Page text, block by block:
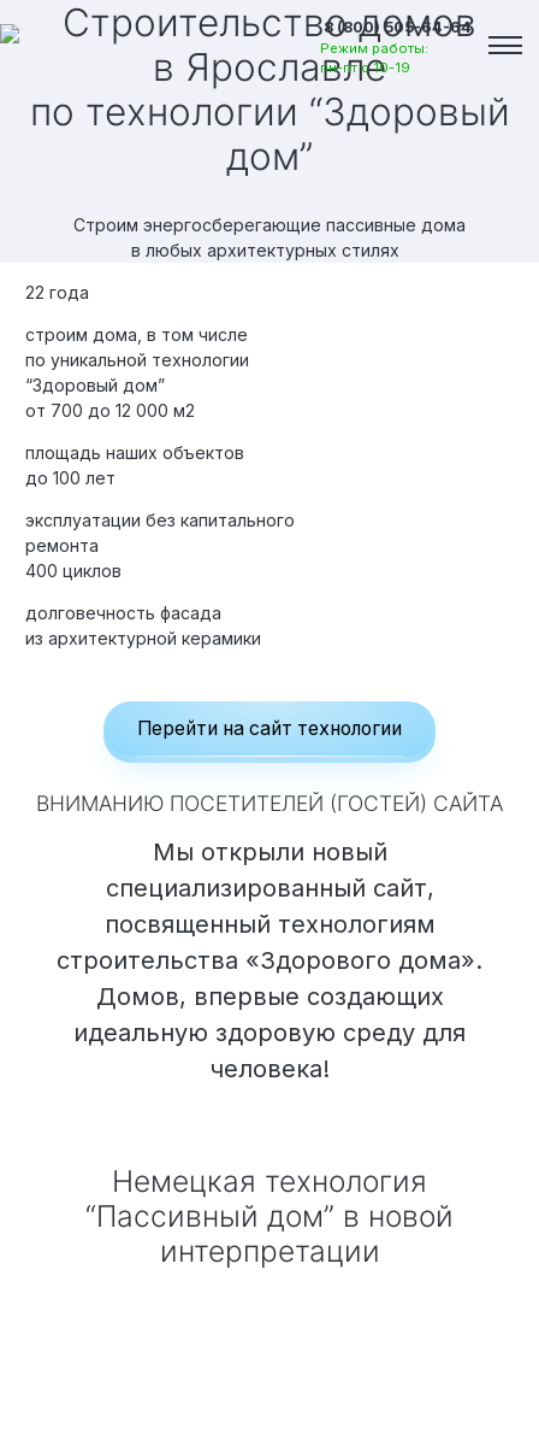
8 (800) 505-64-64
Режим работы:
пн-пт с 10-19
Вакансии
Элитные «Здоровые дома»
Управление проектом реализации дома
Реконструкция
Пожизненное обслуживание
Технология здоровый дом
Строительство домов
в Ярославле
по технологии “Здоровый
дом”
Строим энергосберегающие пассивные дома
в любых архитектурных стилях
22 года
строим дома, в том числе
по уникальной технологии
“Здоровый дом”
от 700 до 12 000 м2
площадь наших объектов
до 100 лет
эксплуатации без капитального
ремонта
400 циклов
долговечность фасада
из архитектурной керамики
Перейти на сайт технологии
ВНИМАНИЮ ПОСЕТИТЕЛЕЙ (ГОСТЕЙ) САЙТА
Мы открыли новый
специализированный сайт,
посвященный технологиям
строительства «Здорового дома».
Домов, впервые создающих
идеальную здоровую среду для
человека!
Немецкая технология
“Пассивный дом” в новой
интерпретации